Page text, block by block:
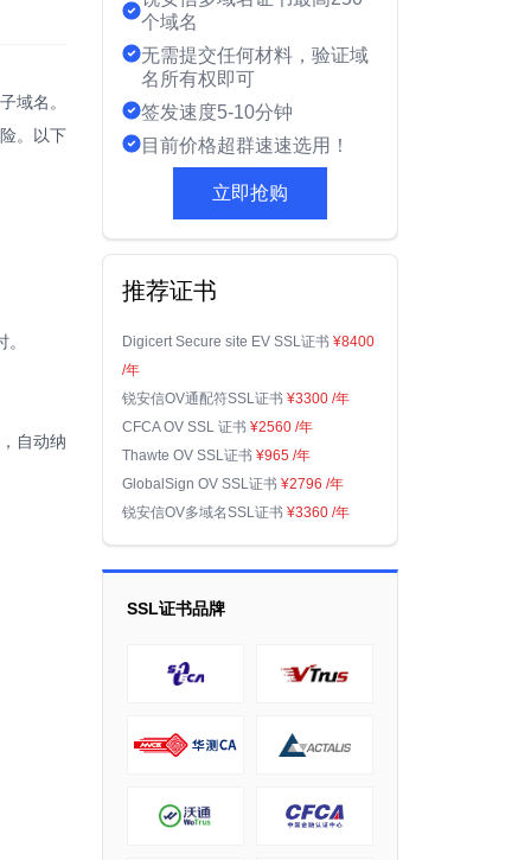
域名。
。以下
自动纳
个域名
无需提交任何材料，验证域
名所有权即可
签发速度5-10分钟
目前价格超群速速选用！
立即抢购
推荐证书
Digicert Secure site EV SSL证书 ¥8400
/年
锐安信OV通配符SSL证书 ¥3300 /年
CFCA OV SSL 证书 ¥2560 /年
Thawte OV SSL证书 ¥965 /年
GlobalSign OV SSL证书 ¥2796 /年
锐安信OV多域名SSL证书 ¥3360 /年
SSL证书品牌